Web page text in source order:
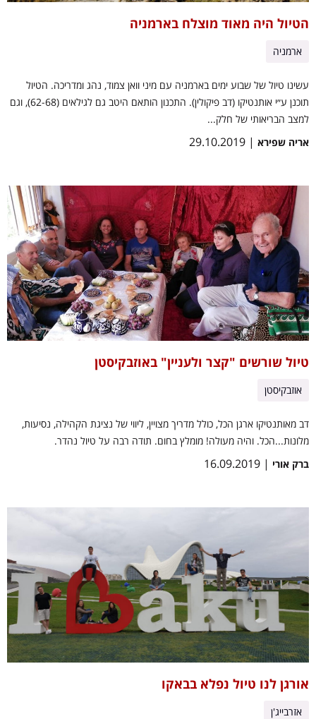
הטיול היה מאוד מוצלח בארמניה
ארמניה
עשינו טיול של שבוע ימים בארמניה עם מיני וואן צמוד, נהג ומדריכה. הטיול
תוכנן ע״י אותנטיקו (דב פיקולין). התכנון הותאם היטב גם לגילאים (62-68), וגם
למצב הבריאותי של חלק...
אריה שפירא | 29.10.2019
טיול שורשים "קצר ולעניין" באוזבקיסטן
אוזבקיסטן
דב מאותנטיקו ארגן הכל, כולל מדריך מצויין, ליווי של נציגת הקהילה, נסיעות,
מלונות...הכל. והיה מעולה! מומלץ בחום. תודה רבה על טיול נהדר.
ברק אורי | 16.09.2019
אורגן לנו טיול נפלא בבאקו
אזרבייג'ן